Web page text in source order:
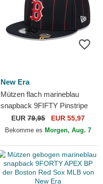
New Era
Mützen flach marineblau
snapback 9FIFTY Pinstripe
Visor Clip der Boston Red
Sox MLB von New Era
EUR 79,95 EUR 55,97
Bekomme es Morgen, Aug. 7